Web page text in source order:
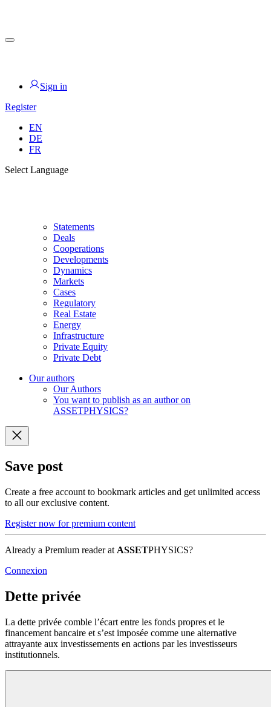
for PHYSIC ASSETS
Sign in
Register
EN
DE
FR
Select Language
Statements
Deals
Cooperations
Developments
Dynamics
Markets
Cases
Regulatory
Real Estate
Energy
Infrastructure
Private Equity
Private Debt
Our authors
Our Authors
You want to publish as an author on
ASSETPHYSICS?
Save post
Create a free account to bookmark articles and get unlimited access
to all our exclusive content.
Register now for premium content
Already a Premium reader at ASSETPHYSICS?
Connexion
Dette privée
La dette privée comble l’écart entre les fonds propres et le
financement bancaire et s’est imposée comme une alternative
attrayante aux investissements en actions par les investisseurs
institutionnels.